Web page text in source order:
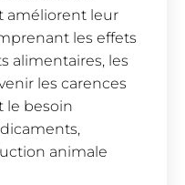
améliorent leur
les effets
alimentaires, les
les carences
le besoin
animale